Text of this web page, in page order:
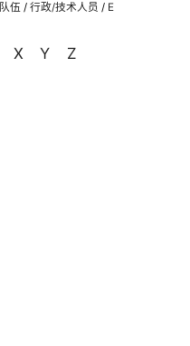
伍 / 行政/技术人员 / E
X Y Z